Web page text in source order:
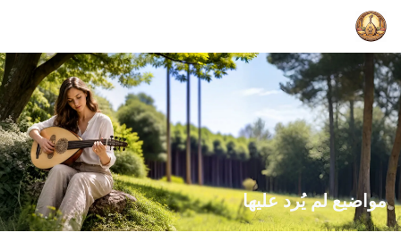
مواضيع لم يُرد عليها